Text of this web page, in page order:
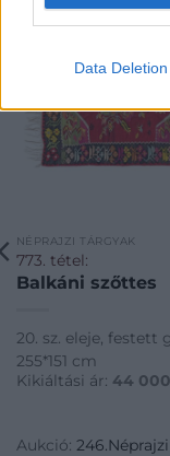
Data Deletion
NÉPRAJZI TÁRGYAK
773. tétel:
Balkáni szőttes
20. sz. eleje, festett
255*151 cm
Kikiáltási ár: 44 000
Aukció: